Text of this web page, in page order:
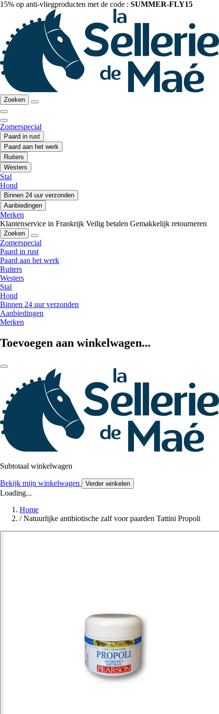
15% op anti-vliegproducten met de code : SUMMER-FLY15
Zoeken
Zomerspecial
Paard in rust
Paard aan het werk
Ruiters
Westers
Stal
Hond
Binnen 24 uur verzonden
Aanbiedingen
Merken
Klantenservice in Frankrijk Veilig betalen Gemakkelijk retourneren
Zoeken
Zomerspecial
Paard in rust
Paard aan het werk
Ruiters
Westers
Stal
Hond
Binnen 24 uur verzonden
Aanbiedingen
Merken
Toevoegen aan winkelwagen...
Subtotaal winkelwagen
Bekijk mijn winkelwagen Verder winkelen
Loading...
Home
/ Natuurlijke antibiotische zalf voor paarden Tattini Propoli